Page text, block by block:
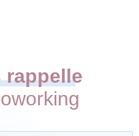
rappelle